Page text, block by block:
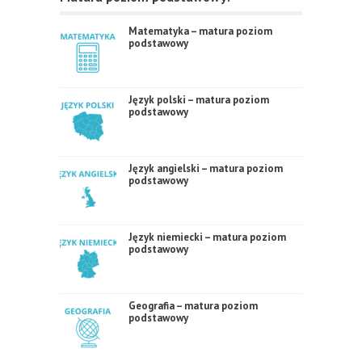
Matematyka – matura poziom
podstawowy
Język polski – matura poziom
podstawowy
Język angielski – matura poziom
podstawowy
Język niemiecki – matura poziom
podstawowy
Geografia – matura poziom
podstawowy